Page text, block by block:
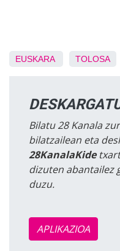
EUSKARA TOLOSA
Bilatu 28 Kanala
bilatzailean eta
28KanalaKide
dizuten abantailez
duzu.
APLIKAZIOA